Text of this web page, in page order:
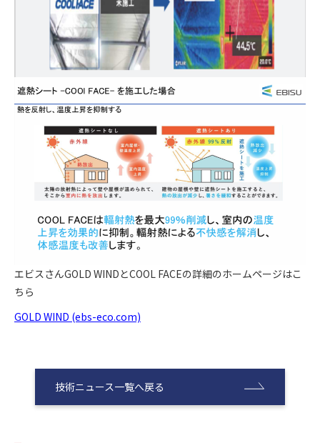
エビスさんGOLD WINDとCOOL FACEの詳細のホームページはこ
ちら
GOLD WIND (ebs-eco.com)
技術ニュース一覧へ戻る